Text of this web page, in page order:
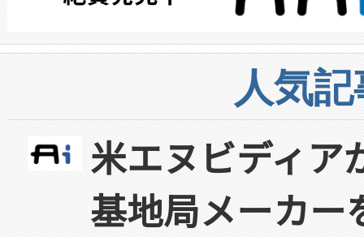
人気
米エヌビディア
基地局メーカー